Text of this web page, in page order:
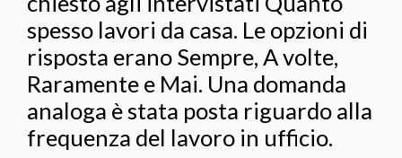
spesso lavori da casa. Le opzioni di
risposta erano Sempre, A volte,
Raramente e Mai. Una domanda
analoga è stata posta riguardo alla
frequenza del lavoro in ufficio.